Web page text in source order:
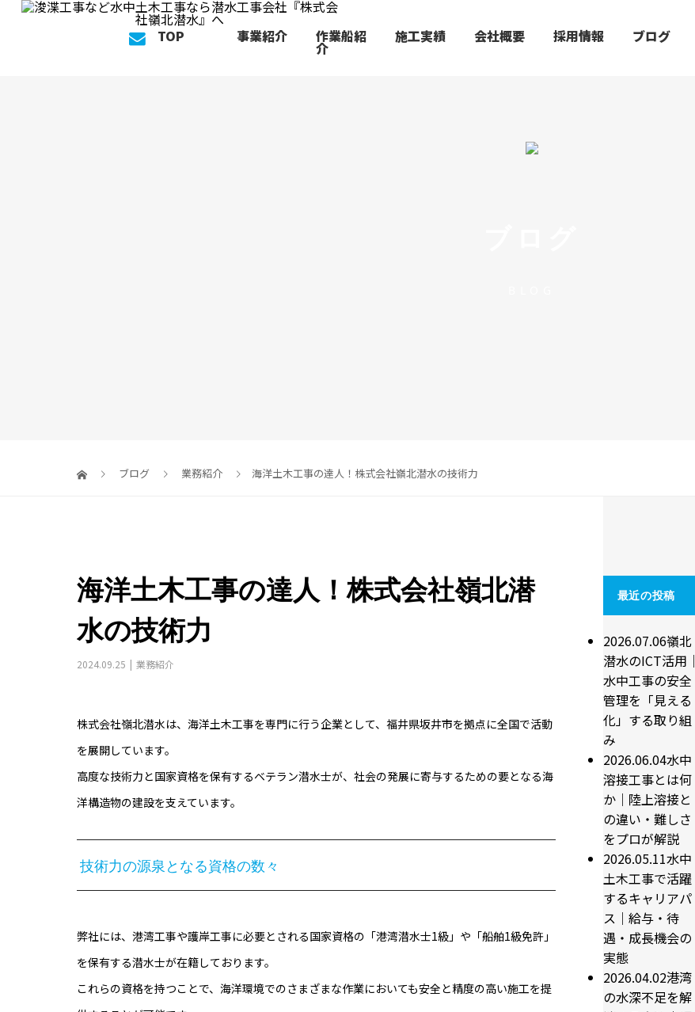
TOP 事業紹介 作業船紹
介
施工実績 会社概要 採用情報 ブログ
ブログ 業務紹介 海洋土木工事の達人！株式会社嶺北潜水の技術力
海洋土木工事の達人！株式会社嶺北潜
水の技術力
2024.09.25 業務紹介
株式会社嶺北潜水は、海洋土木工事を専門に行う企業として、福井県坂井市を拠点に全国で活動
を展開しています。
高度な技術力と国家資格を保有するベテラン潜水士が、社会の発展に寄与するための要となる海
洋構造物の建設を支えています。
技術力の源泉となる資格の数々
弊社には、港湾工事や護岸工事に必要とされる国家資格の「港湾潜水士1級」や「船舶1級免許」
を保有する潜水士が在籍しております。
これらの資格を持つことで、海洋環境でのさまざまな作業においても安全と精度の高い施工を提
最近の投稿
2026.07.06嶺北
潜水のICT活用｜
水中工事の安全
管理を「見える
化」する取り組
み
2026.06.04水中
溶接工事とは何
か｜陸上溶接と
の違い・難しさ
をプロが解説
2026.05.11水中
土木工事で活躍
するキャリアパ
ス｜給与・待
遇・成長機会の
実態
2026.04.02港湾
の水深不足を解